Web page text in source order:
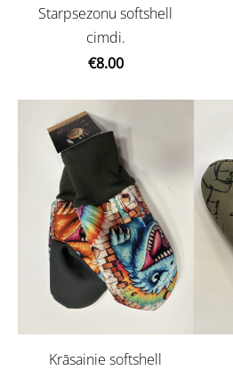
Starpsezonu softshell
cimdi.
€8.00
Krāsainie softshell